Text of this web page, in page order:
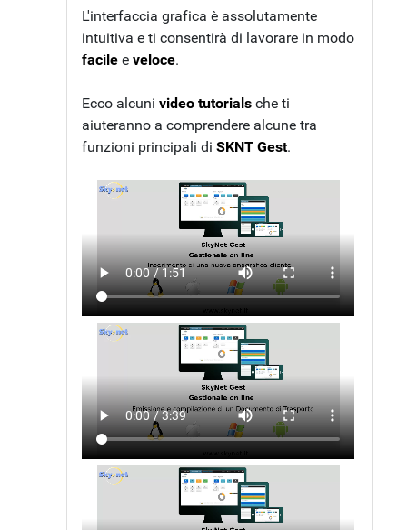
L'interfaccia grafica è assolutamente
intuitiva e ti consentirà di lavorare in modo
facile e veloce.
Ecco alcuni video tutorials che ti
aiuteranno a comprendere alcune tra
funzioni principali di SKNT Gest.